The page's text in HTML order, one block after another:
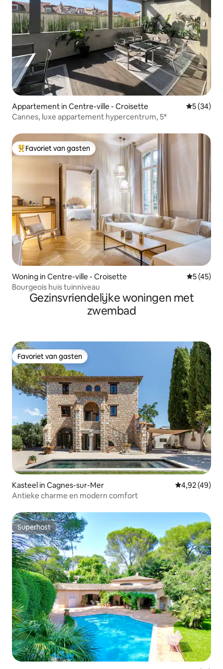
Appartement in Centre-ville - Croisette
5 (34)
Cannes, luxe appartement hypercentrum, 5*
Topfavoriet van gasten
Favoriet van gasten
Woning in Centre-ville - Croisette
5 (45)
Bourgeois huis tuinniveau
Gezinsvriendelijke woningen met
zwembad
Favoriet van gasten
Favoriet van gasten
Kasteel in Cagnes-sur-Mer Gemiddelde
4,92 (49)
Antieke charme en modern comfort
Superhost
Superhost